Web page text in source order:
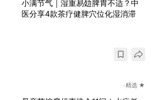
小满节气｜湿重易攰脾胃不适？中
医分享4款茶疗健脾穴位化湿消滞
精选 ★